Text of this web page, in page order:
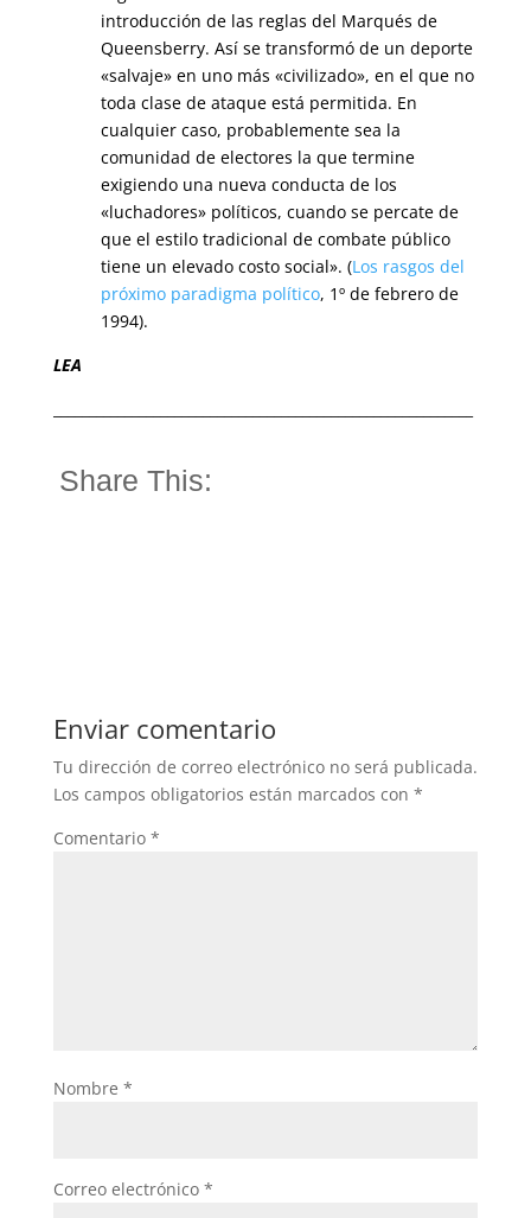
introducción de las reglas del Marqués de
Queensberry. Así se transformó de un deporte
«salvaje» en uno más «civilizado», en el que no
toda clase de ataque está permitida. En
cualquier caso, probablemente sea la
comunidad de electores la que termine
exigiendo una nueva conducta de los
«luchadores» políticos, cuando se percate de
que el estilo tradicional de combate público
tiene un elevado costo social». (Los rasgos del
próximo paradigma político, 1º de febrero de
1994).
LEA
Share This:
Enviar comentario
Tu dirección de correo electrónico no será publicada.
Los campos obligatorios están marcados con *
Comentario *
Nombre *
Correo electrónico *